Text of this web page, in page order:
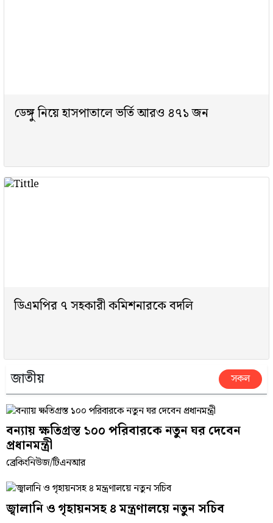
ডেঙ্গু নিয়ে হাসপাতালে ভর্তি আরও ৪৭১ জন
ডিএমপির ৭ সহকারী কমিশনারকে বদলি
জাতীয় সকল
বন্যায় ক্ষতিগ্রস্ত ১০০ পরিবারকে নতুন ঘর দেবেন
প্রধানমন্ত্রী
ব্রেকিংনিউজ/টিএনআর
জ্বালানি ও গৃহায়নসহ ৪ মন্ত্রণালয়ে নতুন সচিব